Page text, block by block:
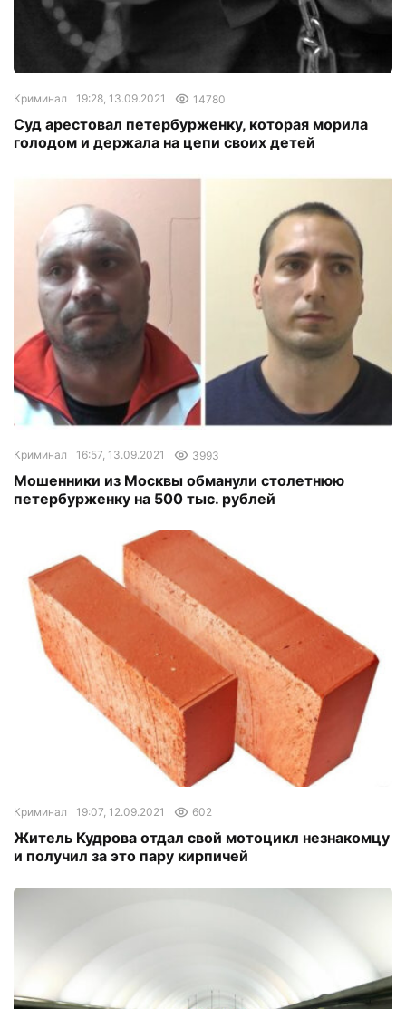
Криминал 19:28, 13.09.2021 14780
Суд арестовал петербурженку, которая морила
голодом и держала на цепи своих детей
Криминал 16:57, 13.09.2021 3993
Мошенники из Москвы обманули столетнюю
петербурженку на 500 тыс. рублей
Криминал 19:07, 12.09.2021 602
Житель Кудрова отдал свой мотоцикл незнакомцу
и получил за это пару кирпичей